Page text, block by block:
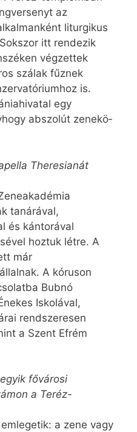
az
liturgikus
itt rendezik
végzettek
szálak fűznek
is.
egy
abszolút ze­ne­kö­
Theresianát
tanárával,
és kántorával
hoztuk létre. A
már
A kóruson
Bubnó
Iskolával,
rendszeresen
a Szent Efrém
fővárosi
a Teréz-
a zene vagy